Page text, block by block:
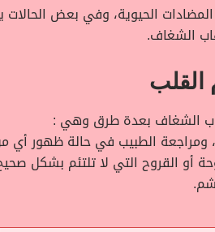
الحيوية، وفي بعض
الشغاف.
القلب
الشغاف بعدة طرق وهي :
الطبيب في حالة ظهور أي
أو القروح التي لا تلتئم بشكل